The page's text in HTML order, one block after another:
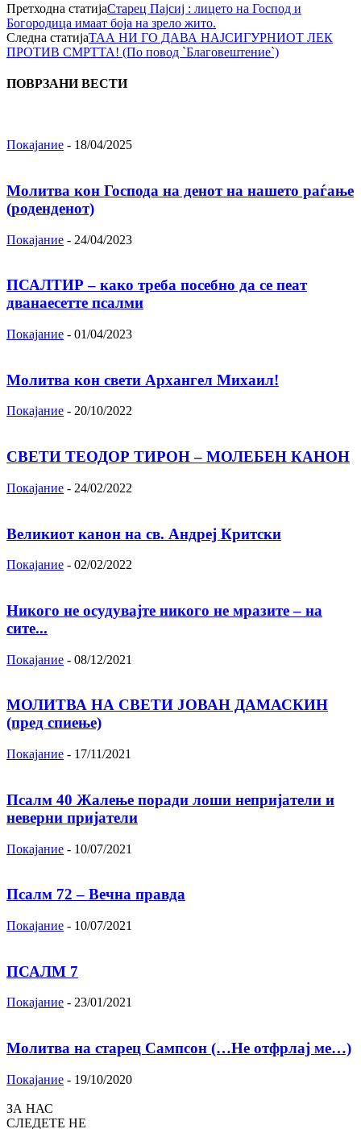
Претходна статијаСтарец Пајсиј : лицето на Господ и
Богородица имаат боја на зрело жито.
Следна статијаТАА НИ ГО ДАВА НАЈСИГУРНИОТ ЛЕК
ПРОТИВ СМРТТА! (По повод `Благовештение`)
ПОВРЗАНИ ВЕСТИ
Покајание - 18/04/2025
Молитва кон Господа на денот на нашето раѓање
(роденденот)
Покајание - 24/04/2023
ПСАЛТИР – како треба посебно да се пеат
дванаесетте псалми
Покајание - 01/04/2023
Молитва кон свети Архангел Михаил!
Покајание - 20/10/2022
СВЕТИ ТЕОДОР ТИРОН – МОЛЕБЕН КАНОН
Покајание - 24/02/2022
Великиот канон на св. Андреј Критски
Покајание - 02/02/2022
Никого не осудувајте никого не мразите – на
сите...
Покајание - 08/12/2021
МОЛИТВА НА СВЕТИ ЈОВАН ДАМАСКИН
(пред спиење)
Покајание - 17/11/2021
Псалм 40 Жалење поради лоши непријатели и
неверни пријатели
Покајание - 10/07/2021
Псалм 72 – Вечна правда
Покајание - 10/07/2021
ПСАЛМ 7
Покајание - 23/01/2021
Молитва на старец Сампсон (…Не отфрлај ме…)
Покајание - 19/10/2020
ЗА НАС
СЛЕДЕТЕ НЕ